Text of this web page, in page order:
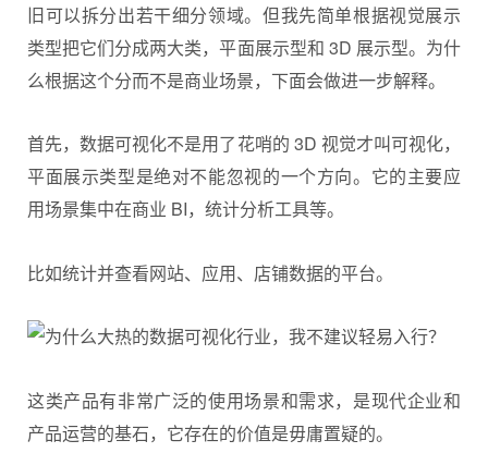
旧可以拆分出若干细分领域。但我先简单根据视觉展示
类型把它们分成两大类，平面展示型和 3D 展示型。为什
么根据这个分而不是商业场景，下面会做进一步解释。
首先，数据可视化不是用了花哨的 3D 视觉才叫可视化，
平面展示类型是绝对不能忽视的一个方向。它的主要应
用场景集中在商业 BI，统计分析工具等。
比如统计并查看网站、应用、店铺数据的平台。
这类产品有非常广泛的使用场景和需求，是现代企业和
产品运营的基石，它存在的价值是毋庸置疑的。